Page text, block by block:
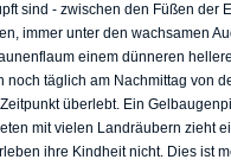
sind - zwischen den Füßen der
immer unter den wachsamen
einem dünneren
täglich am Nachmittag von
überlebt. Ein
mit vielen Landräubern zieht
ihre Kindheit nicht. Dies ist